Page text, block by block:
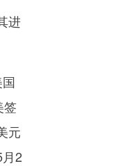
进
签
元
2